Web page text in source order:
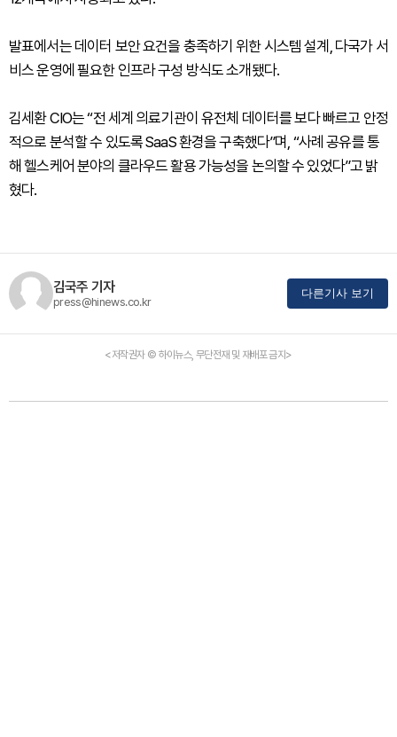
발표에서는 데이터 보안 요건을 충족하기 위한 시스템 설계, 다국가 서
비스 운영에 필요한 인프라 구성 방식도 소개됐다.
김세환 CIO는 “전 세계 의료기관이 유전체 데이터를 보다 빠르고 안정
적으로 분석할 수 있도록 SaaS 환경을 구축했다”며, “사례 공유를 통
해 헬스케어 분야의 클라우드 활용 가능성을 논의할 수 있었다”고 밝
혔다.
김국주 기자
press@hinews.co.kr
다른기사 보기
<저작권자 © 하이뉴스, 무단전재 및 재배포 금지>